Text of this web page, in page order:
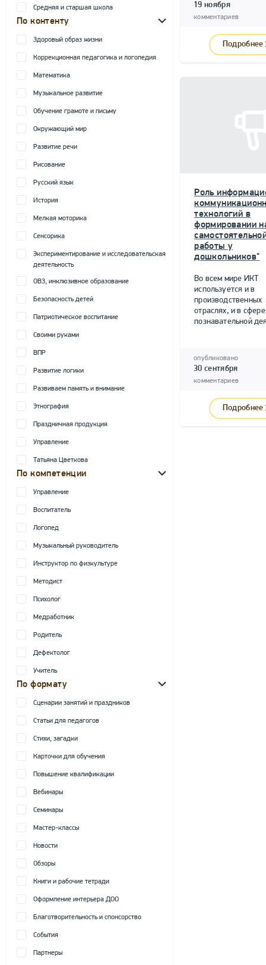
Средняя и старшая школа
По контенту
Здоровый образ жизни
Коррекционная педагогика и логопедия
Математика
Музыкальное развитие
Обучение грамоте и письму
Окружающий мир
Развитие речи
Рисование
Русский язык
История
Мелкая моторика
Сенсорика
Экспериментирование и исследовательская
деятельность
ОВЗ, инклюзивное образование
Безопасность детей
Патриотическое воспитание
Своими руками
ВПР
Развитие логики
Развиваем память и внимание
Этнография
Праздничная продукция
Управление
Татьяна Цветкова
По компетенции
Управление
Воспитатель
Логопед
Музыкальный руководитель
Инструктор по физкультуре
Методист
Психолог
Медработник
Родитель
Дефектолог
Учитель
По формату
Сценарии занятий и праздников
Статьи для педагогов
Стихи, загадки
Карточки для обучения
Повышение квалификации
Вебинары
Семинары
Мастер-классы
Новости
Обзоры
Книги и рабочие тетради
Оформление интерьера ДОО
Благотворительность и спонсорство
События
Партнеры
19 ноября
комментариев
Подробнее
Роль
технологий в
формировании
работы у
дошкольников"
Во всем мире ИКТ
используется и в
производственных
отраслях, и в сфере
познавательной
опубликовано
30 сентября
комментариев
Подробнее